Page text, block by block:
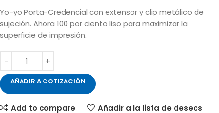
Yo-yo Porta-Credencial con extensor y clip metálico de
sujeción. Ahora 100 por ciento liso para maximizar la
superficie de impresión.
AÑADIR A COTIZACIÓN
Add to compare Añadir a la lista de deseos